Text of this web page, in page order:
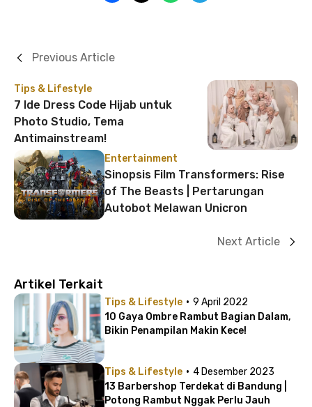
Tips & Lifestyle
7 Ide Dress Code Hijab untuk
Photo Studio, Tema
Antimainstream!
Previous Article
Entertainment
Sinopsis Film Transformers: Rise
of The Beasts | Pertarungan
Autobot Melawan Unicron
Next Article
Artikel Terkait
Tips & Lifestyle · 9 April 2022
10 Gaya Ombre Rambut Bagian Dalam,
Bikin Penampilan Makin Kece!
Tips & Lifestyle · 4 Desember 2023
13 Barbershop Terdekat di Bandung |
Potong Rambut Nggak Perlu Jauh